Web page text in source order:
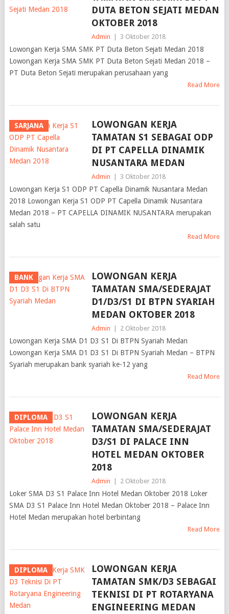
DUTA BETON SEJATI MEDAN
OKTOBER 2018
Admin 3 Oktober 2018
Lowongan Kerja SMA SMK PT Duta Beton Sejati Medan 2018
Lowongan Kerja SMA SMK PT Duta Beton Sejati Medan 2018 –
PT Duta Beton Sejati merupakan perusahaan yang
Read More
SARJANA
LOWONGAN KERJA
TAMATAN S1 SEBAGAI ODP
DI PT CAPELLA DINAMIK
NUSANTARA MEDAN
Admin 3 Oktober 2018
Lowongan Kerja S1 ODP PT Capella Dinamik Nusantara Medan
2018 Lowongan Kerja S1 ODP PT Capella Dinamik Nusantara
Medan 2018 – PT CAPELLA DINAMIK NUSANTARA merupakan
salah satu
Read More
BANK
LOWONGAN KERJA
TAMATAN SMA/SEDERAJAT
D1/D3/S1 DI BTPN SYARIAH
MEDAN OKTOBER 2018
Admin 2 Oktober 2018
Lowongan Kerja SMA D1 D3 S1 Di BTPN Syariah Medan
Lowongan Kerja SMA D1 D3 S1 Di BTPN Syariah Medan – BTPN
Syariah merupakan bank syariah ke-12 yang
Read More
DIPLOMA
LOWONGAN KERJA
TAMATAN SMA/SEDERAJAT
D3/S1 DI PALACE INN
HOTEL MEDAN OKTOBER
2018
Admin 2 Oktober 2018
Loker SMA D3 S1 Palace Inn Hotel Medan Oktober 2018 Loker
SMA D3 S1 Palace Inn Hotel Medan Oktober 2018 – Palace Inn
Hotel Medan merupakan hotel berbintang
Read More
DIPLOMA
LOWONGAN KERJA
TAMATAN SMK/D3 SEBAGAI
TEKNISI DI PT ROTARYANA
ENGINEERING MEDAN